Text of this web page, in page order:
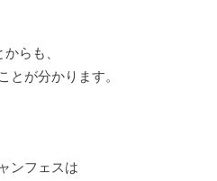
らも、
とが分かります。
ンフェスは